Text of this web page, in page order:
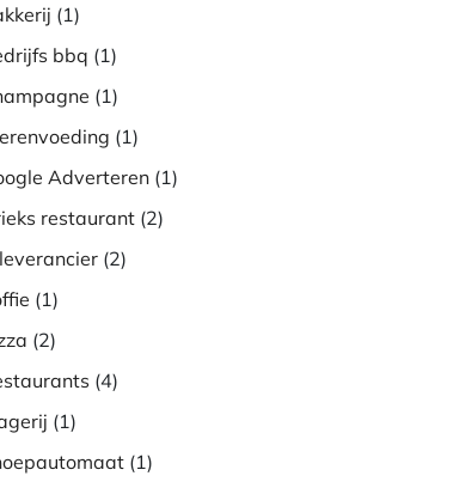
(1)
bbq (1)
(1)
(1)
Adverteren (1)
restaurant (2)
(2)
(1)
(2)
(4)
(1)
(1)